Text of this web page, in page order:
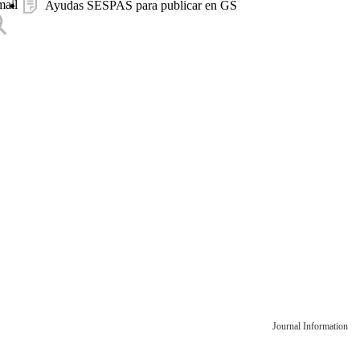
Ayudas SESPAS para publicar en GS
Journal Information